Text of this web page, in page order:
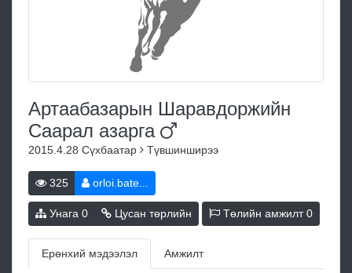
Артаабазарын Шаравдоржийн
Саарал азарга
2015.4.28 Сүхбаатар Түвшинширээ
325 orloi.bate...
Унага 0 Цусан төрлийн Төлийн амжилт0
Ерөнхий мэдээлэл Амжилт